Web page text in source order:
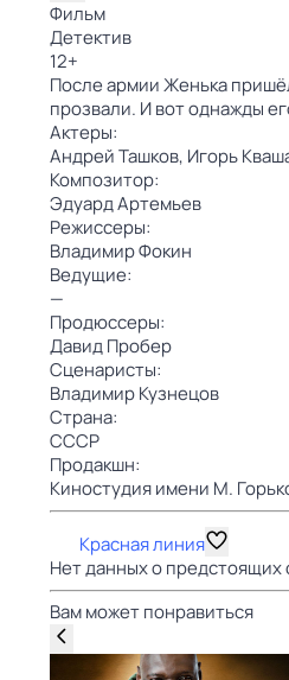
Фильм
Детектив
12+
После армии Женька
прозвали. И вот однажды
Актеры:
Андрей Ташков, Игорь
Композитор:
Эдуард Артемьев
Режиссеры:
Владимир Фокин
Ведущие:
—
Продюссеры:
Давид Пробер
Сценаристы:
Владимир Кузнецов
Страна:
СССР
Продакшн:
Киностудия имени М.
Красная линия
Нет данных о предстоящих
Вам может понравиться